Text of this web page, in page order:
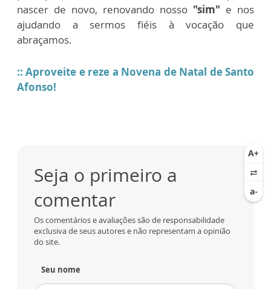
nascer de novo, renovando nosso "sim" e nos
ajudando a sermos fiéis à vocação que
abraçamos.
:: Aproveite e reze a Novena de Natal de Santo
Afonso!
Seja o primeiro a
comentar
Os comentários e avaliações são de responsabilidade
exclusiva de seus autores e não representam a opinião
do site.
Seu nome